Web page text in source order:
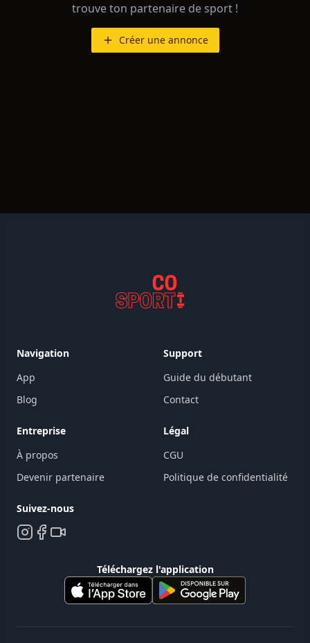
trouve ton partenaire de sport !
Créer une annonce
Navigation
App
Blog
Support
Guide du débutant
Contact
Entreprise
À propos
Devenir partenaire
Légal
CGU
Politique de confidentialité
Suivez-nous
Téléchargez l'application